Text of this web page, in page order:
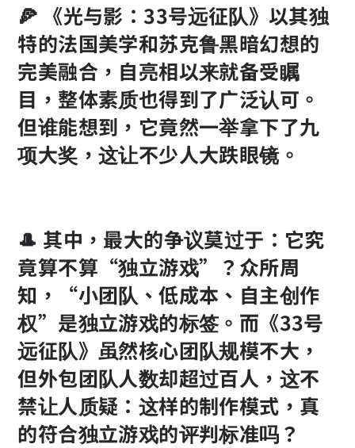
🍕 《光与影：33号远征队》以其独
特的法国美学和苏克鲁黑暗幻想的
完美融合，自亮相以来就备受瞩
目，整体素质也得到了广泛认可。
但谁能想到，它竟然一举拿下了九
项大奖，这让不少人大跌眼镜。
🎩 其中，最大的争议莫过于：它究
竟算不算“独立游戏”？众所周
知，“小团队、低成本、自主创作
权”是独立游戏的标签。而《33号
远征队》虽然核心团队规模不大，
但外包团队人数却超过百人，这不
禁让人质疑：这样的制作模式，真
的符合独立游戏的评判标准吗？